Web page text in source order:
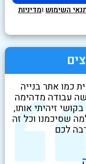
השימוש ומדיניות
כמו אתר בנייה
עבודה מדהימה
זיהיתי אותו,
שסיכמנו וכל זה
לכם